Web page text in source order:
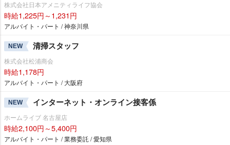
株式会社日本アメニティライフ協会
時給1,225円～1,231円
アルバイト・パート / 神奈川県
NEW 清掃スタッフ
株式会社松浦商会
時給1,178円
アルバイト・パート / 大阪府
NEW インターネット・オンライン接客係
ホームライブ 名古屋店
時給2,100円～5,400円
アルバイト・パート / 業務委託 / 愛知県